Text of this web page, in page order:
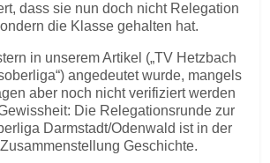
dass sie nun doch nicht Relegation
die Klasse gehalten hat.
in unserem Artikel („TV Hetzbach
angedeutet wurde, mangels
aber noch nicht verifiziert werden
Die Relegationsrunde zur
Darmstadt/Odenwald ist in der
Geschichte.